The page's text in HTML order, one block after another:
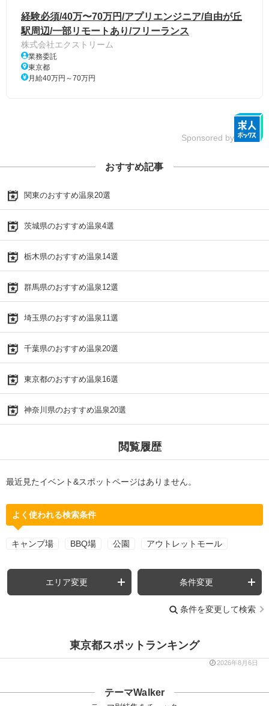
経験必須/40万〜70万円/アプリエンジニア/自由が丘
駅周辺/一部リモートあり/フリーランス
株式会社エクストリーム
業務委託
東京都
月給40万円～70万円
Sponsored by
おすすめ記事
関東のおすすめ温泉20選
茨城県のおすすめ温泉4選
栃木県のおすすめ温泉14選
群馬県のおすすめ温泉12選
埼玉県のおすすめ温泉11選
千葉県のおすすめ温泉20選
東京都のおすすめ温泉16選
神奈川県のおすすめ温泉20選
閲覧履歴
最近見たイベント&スポットページはありません。
よく使われる検索条件
キャンプ場 BBQ場 公園 アウトレットモール
エリア変更 条件変更
条件を変更して検索
東京都スポットランキング
2026年8月6日
テーマWalker